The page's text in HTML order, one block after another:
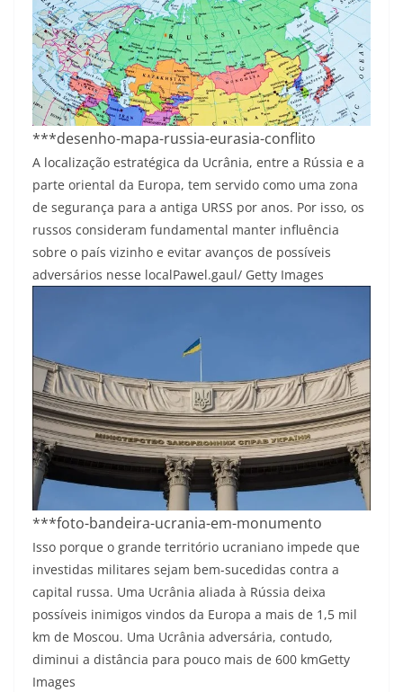
***desenho-mapa-russia-eurasia-conflito
A localização estratégica da Ucrânia, entre a Rússia e a
parte oriental da Europa, tem servido como uma zona
de segurança para a antiga URSS por anos. Por isso, os
russos consideram fundamental manter influência
sobre o país vizinho e evitar avanços de possíveis
adversários nesse localPawel.gaul/ Getty Images
***foto-bandeira-ucrania-em-monumento
Isso porque o grande território ucraniano impede que
investidas militares sejam bem-sucedidas contra a
capital russa. Uma Ucrânia aliada à Rússia deixa
possíveis inimigos vindos da Europa a mais de 1,5 mil
km de Moscou. Uma Ucrânia adversária, contudo,
diminui a distância para pouco mais de 600 kmGetty
Images